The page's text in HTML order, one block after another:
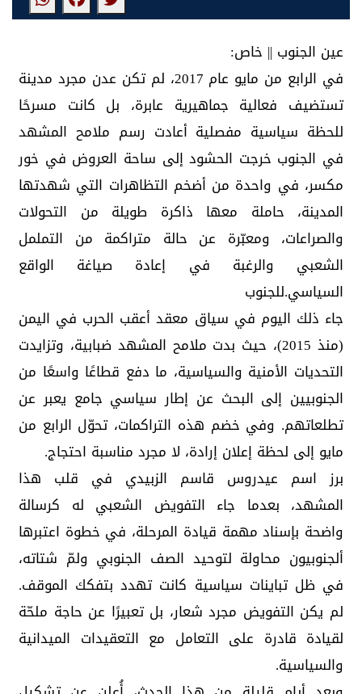
عين الجنوب || خاص:
في الرابع من مايو عام 2017، لم تكن عدن مجرد مدينة
تستضيف فعالية جماهيرية عابرة، بل كانت مسرحًا
للحظة سياسية مفصلية أعادت رسم ملامح المشهد
في الجنوب خرجت الحشود إلى ساحة العروض في خور
مكسر، في واحدة من أضخم التظاهرات التي شهدتها
المدينة، حاملة معها ذاكرة طويلة من التحولات
والصراعات، ومعبّرة عن حالة متراكمة من التململ
الشعبي والرغبة في إعادة صياغة الواقع
السياسي.للجنوب
جاء ذلك اليوم في سياق معقد أعقب الحرب في اليمن
(منذ 2015)، حيث بدت ملامح المشهد ضبابية، وتزايدت
التحديات الأمنية والسياسية، ما دفع قطاعًا واسعًا من
الجنوبيين إلى البحث عن إطار سياسي جامع يعبر عن
تطلعاتهم. وفي خضم هذه التراكمات، تحوّل الرابع من
مايو إلى لحظة إعلان إرادة، لا مجرد مناسبة احتجاج.
برز اسم عيدروس قاسم الزبيدي في قلب هذا
المشهد، بعدما جاء التفويض الشعبي له كرسالة
واضحة بإسناد مهمة قيادة المرحلة، في خطوة اعتبرها
ألجنوبيون محاولة لتوحيد الصف الجنوبي ولمّ شتاته،
في ظل تباينات سياسية كانت تهدد بتفكك الموقف.
لم يكن التفويض مجرد شعار، بل تعبيرًا عن حاجة ملحّة
لقيادة قادرة على التعامل مع التعقيدات الميدانية
والسياسية.